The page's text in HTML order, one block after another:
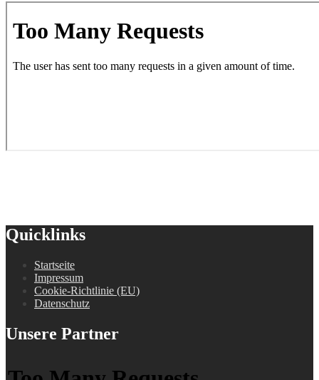
Quicklinks
Startseite
Impressum
Cookie-Richtlinie (EU)
Datenschutz
Unsere Partner